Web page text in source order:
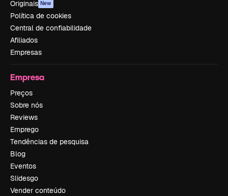
Originais New
Política de cookies
Central de confiabilidade
Afiliados
Empresas
Empresa
Preços
Sobre nós
Reviews
Emprego
Tendências de pesquisa
Blog
Eventos
Slidesgo
Vender conteúdo